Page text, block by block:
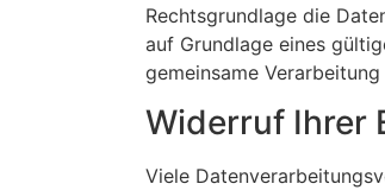
Rechtsgrundlage die
auf Grundlage eines
gemeinsame
Widerruf Ihrer
Viele